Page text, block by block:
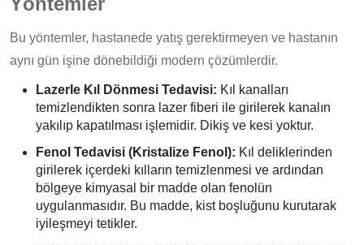
Bu yöntemler, hastanede yatış gerektirmeyen ve hastanın
aynı gün işine dönebildiği modern çözümlerdir.
Lazerle Kıl Dönmesi Tedavisi: Kıl kanalları
temizlendikten sonra lazer fiberi ile girilerek kanalın
yakılıp kapatılması işlemidir. Dikiş ve kesi yoktur.
Fenol Tedavisi (Kristalize Fenol): Kıl deliklerinden
girilerek içerdeki kılların temizlenmesi ve ardından
bölgeye kimyasal bir madde olan fenolün
uygulanmasıdır. Bu madde, kist boşluğunu kurutarak
iyileşmeyi tetikler.